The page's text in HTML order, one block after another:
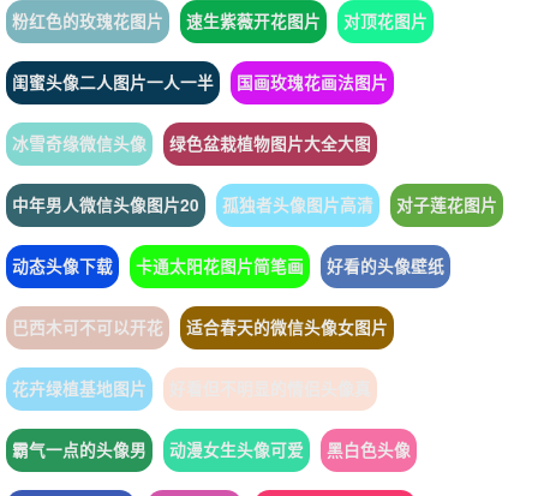
粉红色的玫瑰花图片 速生紫薇开花图片 对顶花图片
闺蜜头像二人图片一人一半 国画玫瑰花画法图片
冰雪奇缘微信头像 绿色盆栽植物图片大全大图
中年男人微信头像图片20 孤独者头像图片高清 对子莲花图片
动态头像下载 卡通太阳花图片简笔画 好看的头像壁纸
巴西木可不可以开花 适合春天的微信头像女图片
花卉绿植基地图片
霸气一点的头像男 动漫女生头像可爱 黑白色头像